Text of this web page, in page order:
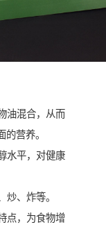
油混合，从而
营养。
水平，对健康
、炸等。
点，为食物增